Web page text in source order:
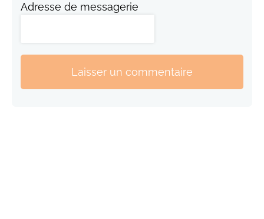
Adresse de messagerie
Laisser un commentaire